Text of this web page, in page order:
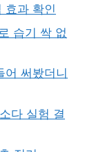
효과 확인
습기 싹 없
어 써봤더니
다 실험 결